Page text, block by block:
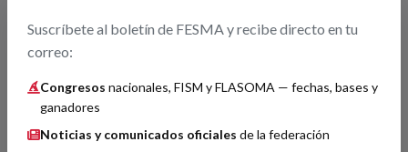
3
Invención o perfeccionamiento
Suscríbete al boletín de FESMA y recibe directo en tu
correo:
Congresos nacionales, FISM y FLASOMA — fechas, bases y
ganadores
Noticias y comunicados oficiales de la federación